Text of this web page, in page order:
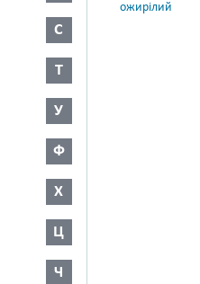
С
Т
У
Ф
Х
Ц
Ч
ожирілий